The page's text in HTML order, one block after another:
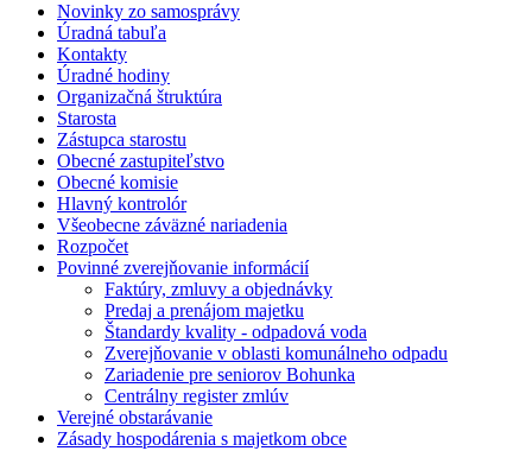
Novinky zo samosprávy
Úradná tabuľa
Kontakty
Úradné hodiny
Organizačná štruktúra
Starosta
Zástupca starostu
Obecné zastupiteľstvo
Obecné komisie
Hlavný kontrolór
Všeobecne záväzné nariadenia
Rozpočet
Povinné zverejňovanie informácií
Faktúry, zmluvy a objednávky
Predaj a prenájom majetku
Štandardy kvality - odpadová voda
Zverejňovanie v oblasti komunálneho odpadu
Zariadenie pre seniorov Bohunka
Centrálny register zmlúv
Verejné obstarávanie
Zásady hospodárenia s majetkom obce